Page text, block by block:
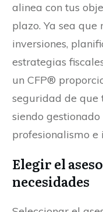
alinea con tus
plazo. Ya sea que
inversiones,
estrategias
un CFP®
seguridad de que
siendo
profesionalismo e
Elegir el
necesidades